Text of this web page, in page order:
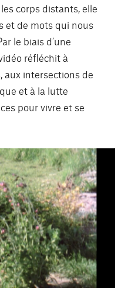
corps distants, elle
et de mots qui nous
le biais d’une
réfléchit à
aux intersections de
et à la lutte
pour vivre et se